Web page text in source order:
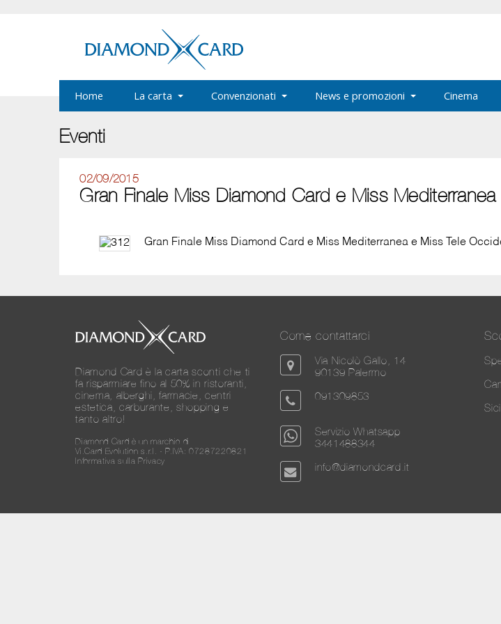
Home La carta Convenzionati News e promozioni Cinema
Eventi
02/09/2015
Gran Finale Miss Diamond Card e Miss
Gran Finale Miss Diamond Card e Miss Mediterranea e Miss Tele
Diamond Card è la carta sconti che ti
fa risparmiare fino al 50% in ristoranti,
cinema, alberghi, farmacie, centri
estetica, carburante, shopping e
tanto altro!
Diamond Card è un marchio di
Vi.Card Evolution s.r.l. - P.IVA: 07287220821
Informativa sulla Privacy
Come contattarci
Via Nicolò Gallo, 14
90139 Palermo
091309853
Servizio Whatsapp
3441488344
info@diamondcard.it